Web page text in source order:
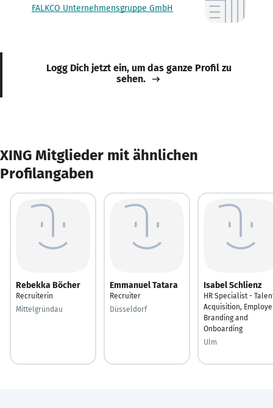
FALKCO Unternehmensgruppe GmbH
Logg Dich jetzt ein, um das ganze Profil zu
sehen.
XING Mitglieder mit ähnlichen
Profilangaben
Rebekka Böcher
Recruiterin
Mittelgründau
Emmanuel Tatara
Recruiter
Düsseldorf
Isabel Schlienz
HR Specialist -
Acquisition,
Branding and
Onboarding
Ulm